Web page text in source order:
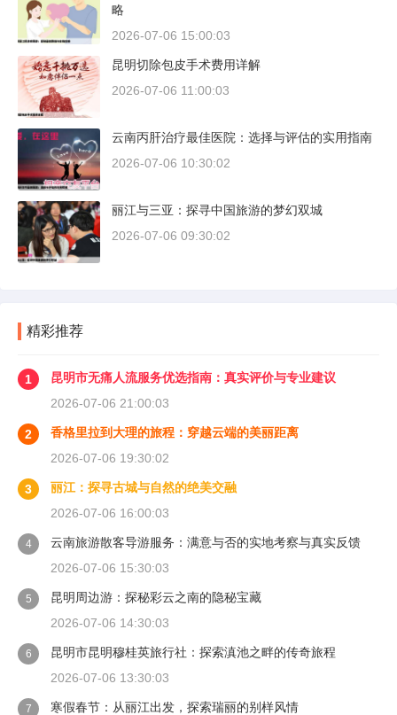
略
2026-07-06 15:00:03
昆明切除包皮手术费用详解
2026-07-06 11:00:03
云南丙肝治疗最佳医院：选择与评估的实用指南
2026-07-06 10:30:02
丽江与三亚：探寻中国旅游的梦幻双城
2026-07-06 09:30:02
精彩推荐
1
昆明市无痛人流服务优选指南：真实评价与专业建议
2026-07-06 21:00:03
2
香格里拉到大理的旅程：穿越云端的美丽距离
2026-07-06 19:30:02
3
丽江：探寻古城与自然的绝美交融
2026-07-06 16:00:03
4
云南旅游散客导游服务：满意与否的实地考察与真实反馈
2026-07-06 15:30:03
5
昆明周边游：探秘彩云之南的隐秘宝藏
2026-07-06 14:30:03
6
昆明市昆明穆桂英旅行社：探索滇池之畔的传奇旅程
2026-07-06 13:30:03
7 寒假春节：从丽江出发，探索瑞丽的别样风情